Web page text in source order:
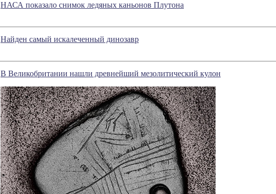
НАСА показало снимок ледяных каньонов Плутона
Найден самый искалеченный динозавр
В Великобритании нашли древнейший мезолитический кулон